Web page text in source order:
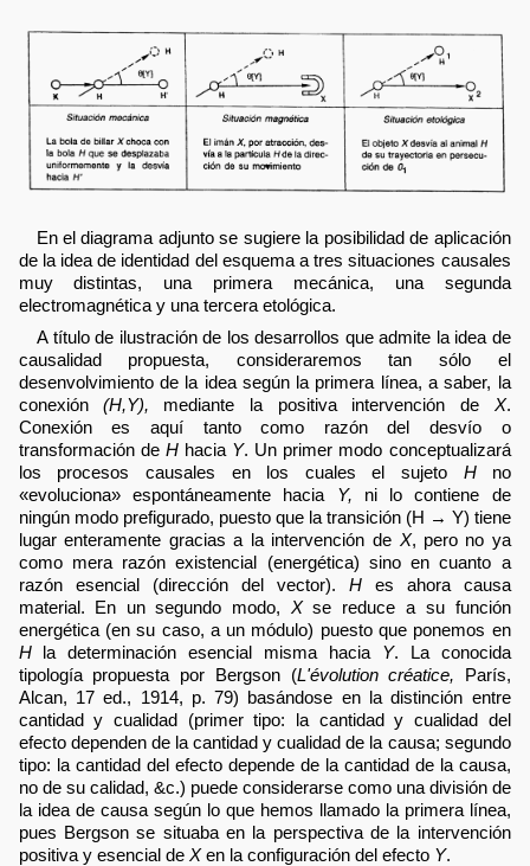
En el diagrama adjunto se sugiere la posibilidad de aplicación
de la idea de identidad del esquema a tres situaciones causales
muy distintas, una primera mecánica, una segunda
electromagnética y una tercera etológica.
A título de ilustración de los desarrollos que admite la idea de
causalidad propuesta, consideraremos tan sólo el
desenvolvimiento de la idea según la primera línea, a saber, la
conexión (H,Y), mediante la positiva intervención de X.
Conexión es aquí tanto como razón del desvío o
transformación de Hhacia Y. Un primer modo conceptualizará
los procesos causales en los cuales el sujeto Hno
«evoluciona» espontáneamente hacia Y, ni lo contiene de
ningún modo prefigurado, puesto que la transición (H → Y) tiene
lugar enteramente gracias a la intervención de X, pero no ya
como mera razón existencial (energética) sino en cuanto a
razón esencial (dirección del vector). Hes ahora causa
material. En un segundo modo, Xse reduce a su función
energética (en su caso, a un módulo) puesto que ponemos en
Hla determinación esencial misma hacia Y. La conocida
tipología propuesta por Bergson (L'évolution créatice, París,
Alcan, 17 ed., 1914, p. 79) basándose en la distinción entre
cantidad y cualidad (primer tipo: la cantidad y cualidad del
efecto dependen de la cantidad y cualidad de la causa; segundo
tipo: la cantidad del efecto depende de la cantidad de la causa,
no de su calidad, &c.) puede considerarse como una división de
la idea de causa según lo que hemos llamado la primera línea,
pues Bergson se situaba en la perspectiva de la intervención
positiva y esencial de Xen la configuración del efecto Y.